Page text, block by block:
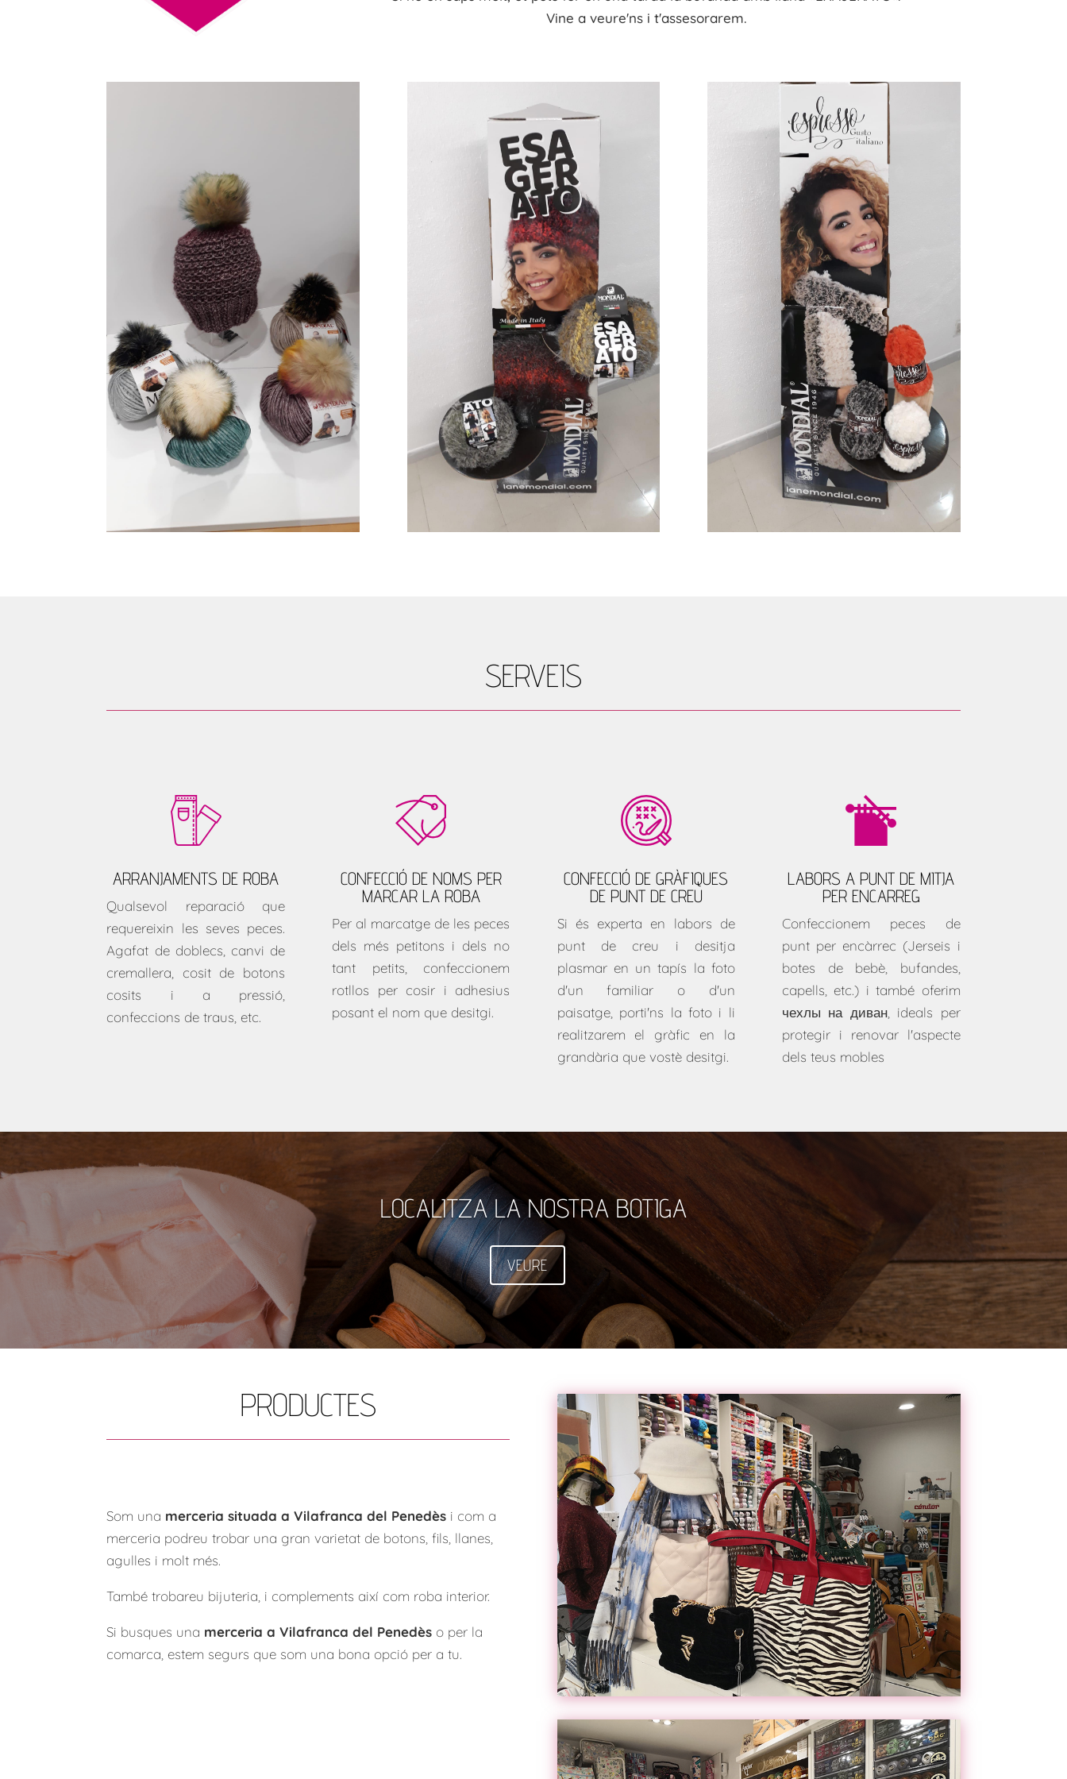
Vine a veure'nsi t'assesorarem.
SERVEIS
ARRANJAMENTS DE ROBA
Qualsevol reparació que
requereixin les seves peces.
Agafat de doblecs, canvi de
cremallera, cosit de botons
cosits i a pressió,
confeccions de traus, etc.
CONFECCIÓ DE NOMS PER
MARCAR LA ROBA
Per al marcatge de les peces
dels més petitons i dels no
tant petits, confeccionem
rotllos per cosir i adhesius
posant el nom que desitgi.
CONFECCIÓ DE GRÀFIQUES
DE PUNT DE CREU
Si és experta en labors de
punt de creu i desitja
plasmar en un tapís la foto
d'un familiar o d'un
paisatge, porti'ns la foto i li
realitzarem el gràfic en la
grandària que vostè desitgi.
LABORS A PUNT DE MITJA
PER ENCARREG
Confeccionem peces de
punt per encàrrec (Jerseis i
botes de bebè, bufandes,
capells, etc.) i també oferim
чехлы на диван, ideals per
protegir i renovar l'aspecte
dels teus mobles
LOCALITZA LA NOSTRA BOTIGA
VEURE
PRODUCTES
Som una merceria situada a Vilafranca del Penedès i com a
merceria podreu trobar una gran varietat de botons, fils, llanes,
agulles i molt més.
També trobareu bijuteria, i complements així com roba interior.
Si busques una merceria a Vilafranca del Penedès o per la
comarca, estem segurs que som una bona opció per a tu.